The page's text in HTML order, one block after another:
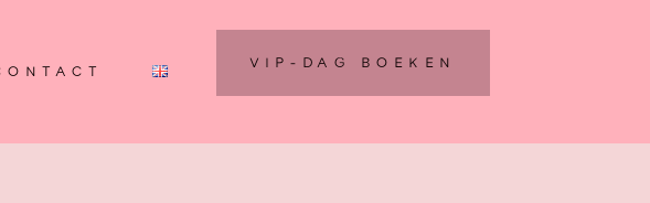
VIP-DAG BOEKEN